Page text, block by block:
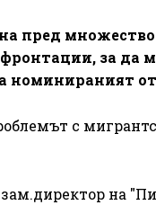
пред
за да
номинираният
с
на